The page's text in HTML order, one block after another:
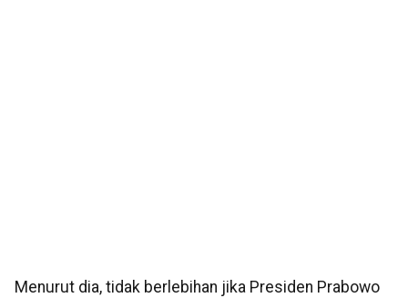
Menurut dia, tidak berlebihan jika Presiden Prabowo